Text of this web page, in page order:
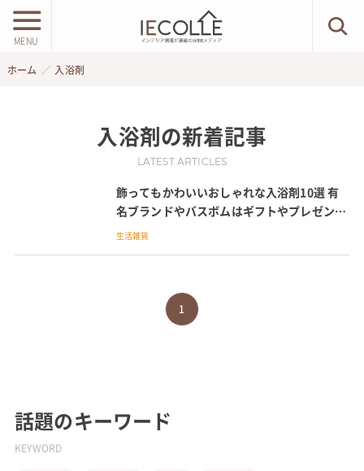
MENU
ホーム 入浴剤
入浴剤の新着記事
LATEST ARTICLES
飾ってもかわいいおしゃれな入浴剤10選 有
名ブランドやバスボムはギフトやプレゼント
に最適
生活雑貨
1
話題のキーワード
KEYWORD